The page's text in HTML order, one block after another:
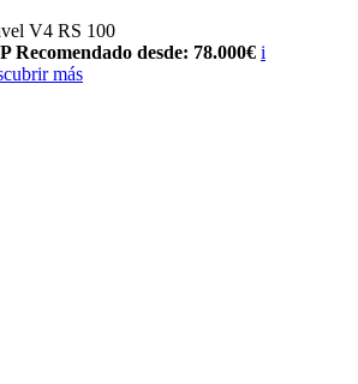
V4 RS 100
Recomendado desde: 78.000€ i
más